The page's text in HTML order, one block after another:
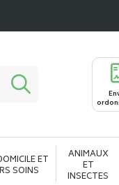
ET
SOINS
ANIMAUX
ET
INSECTES